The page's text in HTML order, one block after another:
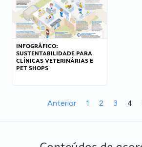
INFOGRÁFICO:
SUSTENTABILIDADE PARA
CLÍNICAS VETERINÁRIAS E
PET SHOPS
Anterior 1 2 3 4